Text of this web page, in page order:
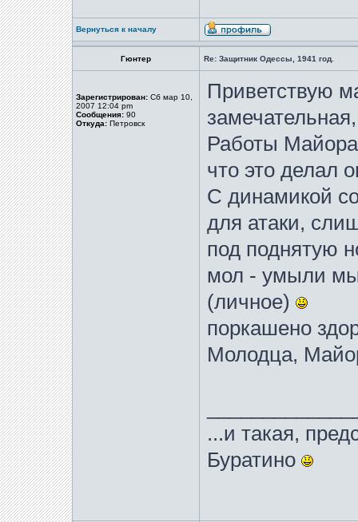
Вернуться к началу
Гюнтер Re: Защитник Одессы, 1941 год.
Зарегистрирован: Сб мар 10,
2007 12:04 pm
Сообщения: 90
Откуда: Петровск
Приветствую
Работы
что это делал
С динамикой
для атаки,
под поднятую
мол - умыли мы
(личное)
поркашено
Молодца,
...и такая,
Буратино